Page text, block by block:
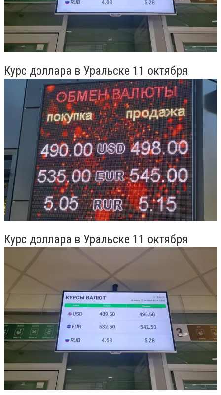
Курс доллара в Уральске 11 октября
Курс доллара в Уральске 11 октября